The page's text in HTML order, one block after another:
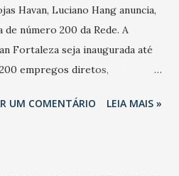
Havan, Luciano Hang anuncia,
número 200 da Rede. A
Fortaleza seja inaugurada até
empregos diretos,
foi anunciada oficialmente, mas
UM COMENTÁRIO LEIA MAIS »